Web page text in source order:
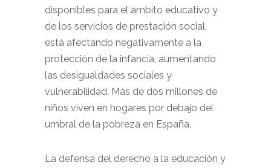
disponibles para el ámbito educativo y
de los servicios de prestación social,
está afectando negativamente a la
protección de la infancia, aumentando
las desigualdades sociales y
vulnerabilidad. Más de dos millones de
niños viven en hogares por debajo del
umbral de la pobreza en España.
La defensa del derecho a la educación y